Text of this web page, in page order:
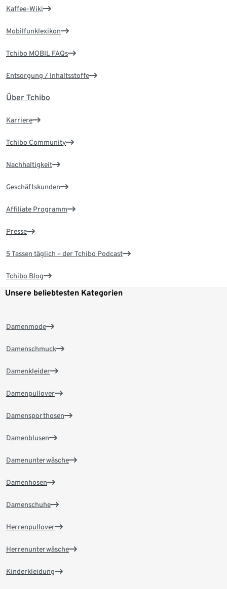
Kaffee-Wiki
Mobilfunklexikon
Tchibo MOBIL FAQs
Entsorgung / Inhaltsstoffe
Über Tchibo
Karriere
Tchibo Community
Nachhaltigkeit
Geschäftskunden
Affiliate Programm
Presse
5 Tassen täglich – der Tchibo Podcast
Tchibo Blog
Unsere beliebtesten Kategorien
Damenmode
Damenschmuck
Damenkleider
Damenpullover
Damensporthosen
Damenblusen
Damenunterwäsche
Damenhosen
Damenschuhe
Herrenpullover
Herrenunterwäsche
Kinderkleidung